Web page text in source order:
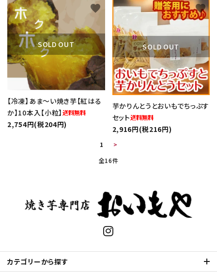
SOLD OUT
【冷凍】あま～い焼き芋【紅はる
か】10本入【小粒】
2,754円(税204円)
favorite
SOLD OUT
芋かりんとうとおいもでちっぷす
セット
2,916円(税216円)
favorite
1
>
全16件
キーワード
カテゴリーから探す